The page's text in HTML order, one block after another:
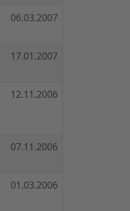
06.03.2007
17.01.2007
12.11.2006
07.11.2006
01.03.2006